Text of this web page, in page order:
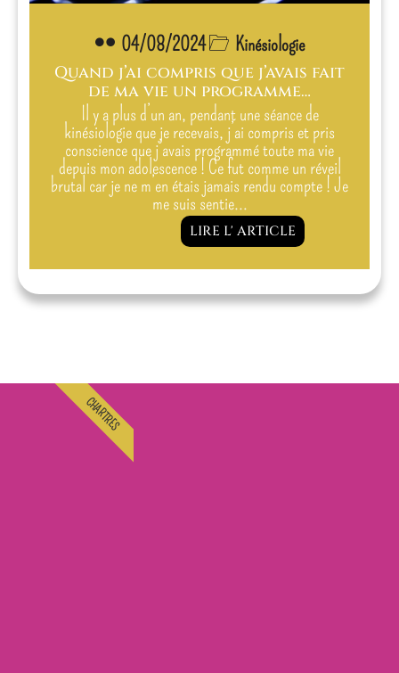
04/08/2024 Kinésiologie
Quand j’ai compris que j’avais fait
de ma vie un programme…
Il y a plus d’un an, pendant une séance de
kinésiologie que je recevais, j’ai compris et pris
conscience que j’avais programmé toute ma vie
depuis mon adolescence ! Ce fut comme un réveil
brutal car je ne m’en étais jamais rendu compte ! Je
me suis sentie…
LIRE L' ARTICLE
CHARTRES